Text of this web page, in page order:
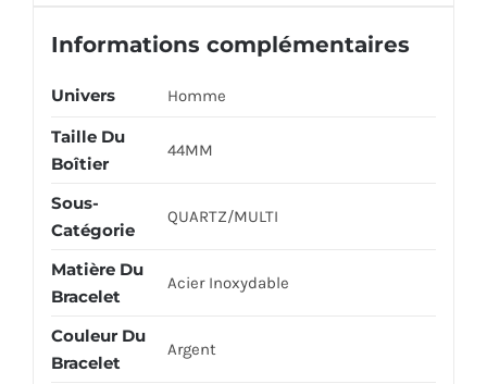
Informations complémentaires
Univers Homme
Taille Du
Boîtier
44MM
Sous-
Catégorie
QUARTZ/MULTI
Matière Du
Bracelet
Acier Inoxydable
Couleur Du
Bracelet
Argent